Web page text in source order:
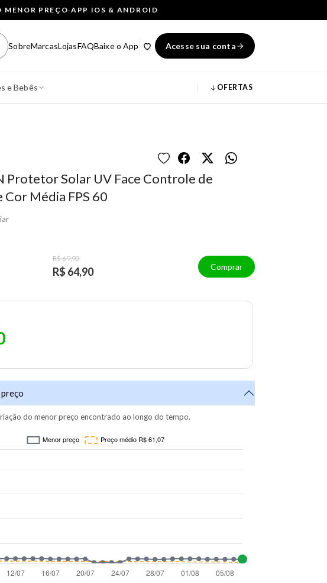
MENOR PREÇO·APP IOS & ANDROID
SobreMarcasLojasFAQBaixe o App Acesse sua conta
e Bebês OFERTAS
Protetor Solar UV Face Controle de
Média FPS 60
R$ 69,90
R$ 64,90 Comprar
do menor preço encontrado ao longo do tempo.